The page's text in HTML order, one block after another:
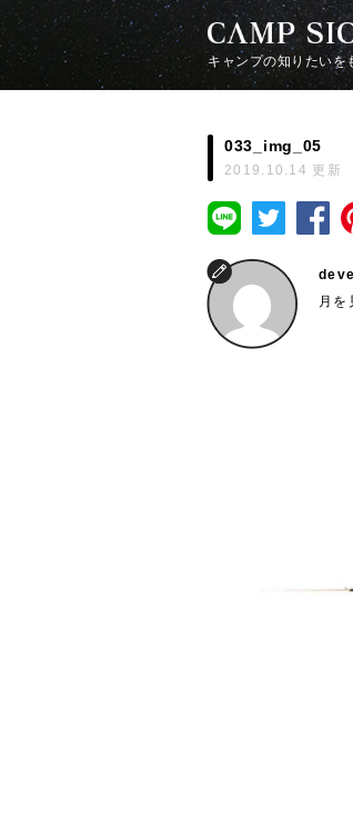
キャンプの知りたいを
033_img_05
2019.10.14 更新
月を